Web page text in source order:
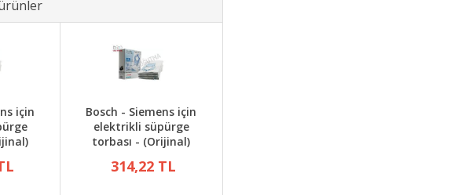
için
Bosch - Siemens için
elektrikli süpürge
torbası - (Orijinal)
314,22 TL